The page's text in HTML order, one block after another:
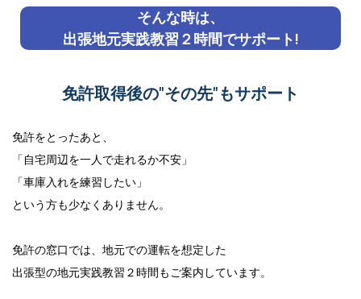
そんな時は、
出張地元実践教習２時間でサポート!
免許取得後の"その先"もサポート
免許をとったあと、
「自宅周辺を一人で走れるか不安」
「車庫入れを練習したい」
という方も少なくありません。
免許の窓口では、地元での運転を想定した
出張型の地元実践教習２時間 もご案内しています。